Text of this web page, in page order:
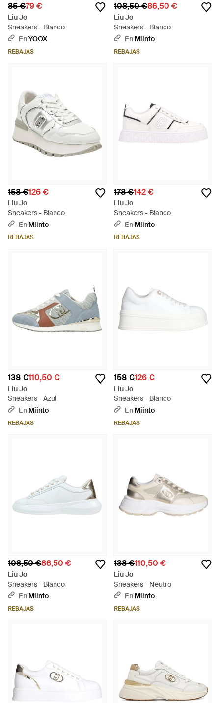
85 €79 €
Liu Jo
Sneakers - Blanco
EnYOOX
REBAJAS
108,50 €86,50 €
Liu Jo
Sneakers - Blanco
En Miinto
REBAJAS
158 €126 €
Liu Jo
Sneakers - Blanco
En Miinto
REBAJAS
178 €142 €
Liu Jo
Sneakers - Blanco
En Miinto
REBAJAS
138 €110,50 €
Liu Jo
Sneakers - Azul
En Miinto
REBAJAS
158 €126 €
Liu Jo
Sneakers - Blanco
En Miinto
REBAJAS
108,50 €86,50 €
Liu Jo
Sneakers - Blanco
En Miinto
REBAJAS
138 €110,50 €
Liu Jo
Sneakers - Neutro
En Miinto
REBAJAS